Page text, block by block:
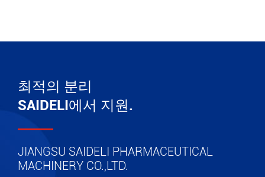
최적의 분리
SAIDELI에서 지원.
JIANGSU SAIDELI PHARMACEUTICAL
MACHINERY CO.,LTD.